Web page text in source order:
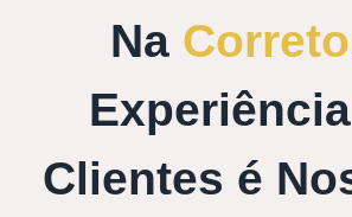
Na
Clientes é